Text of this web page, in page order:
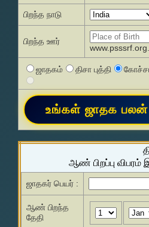
பிறந்த நாடு
பிறந்த ஊர்
ஜாதகம் திசா புத்தி
ஆண் பிறப்பு விபரம்
ஜாதகர் பெயர் :
ஆண் பிறந்த
தேதி